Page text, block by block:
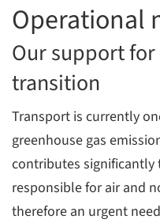
Operational
Our support
transition
Transport is currently
greenhouse gas
contributes significantly
responsible for air and
therefore an urgent